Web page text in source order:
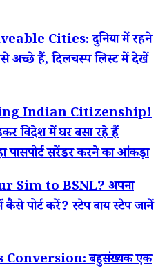
Cities: दुनिया में रहने
अच्छे हैं, दिलचस्प लिस्ट में देखें
Indian Citizenship!
विदेश में घर बसा रहे हैं
पासपोर्ट सरेंडर करने का आंकड़ा
Sim to BSNL? अपना
पोर्ट करें? स्टेप बाय स्टेप जानें
बहुसंख्यक एक